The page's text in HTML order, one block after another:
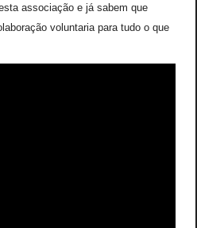
associação e já sabem que
voluntaria para tudo o que